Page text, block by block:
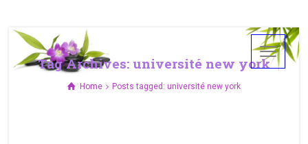
Tag Archives: université new york
Home Posts tagged: université new york